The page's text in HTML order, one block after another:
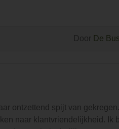
Door De
ontzettend spijt van
naar klantvriendelijkheid. Ik